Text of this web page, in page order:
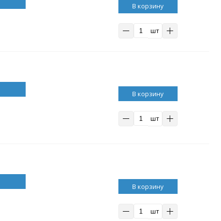
В корзину
шт
В корзину
шт
В корзину
шт